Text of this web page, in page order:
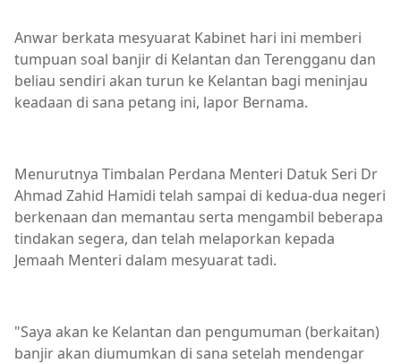
Anwar berkata mesyuarat Kabinet hari ini memberi
tumpuan soal banjir di Kelantan dan Terengganu dan
beliau sendiri akan turun ke Kelantan bagi meninjau
keadaan di sana petang ini, lapor Bernama.
Menurutnya Timbalan Perdana Menteri Datuk Seri Dr
Ahmad Zahid Hamidi telah sampai di kedua-dua negeri
berkenaan dan memantau serta mengambil beberapa
tindakan segera, dan telah melaporkan kepada
Jemaah Menteri dalam mesyuarat tadi.
"Saya akan ke Kelantan dan pengumuman (berkaitan)
banjir akan diumumkan di sana setelah mendengar